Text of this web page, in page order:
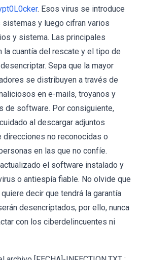
. Esos virus se introduce
y luego cifran varios
y sistema. Las principales
la cuantía del rescate y el tipo de
Sepa que la mayor
se distribuyen a través de
en e-mails, troyanos y
de software. Por consiguiente,
al descargar adjuntos
direcciones no reconocidas o
en las que no confíe.
el software instalado y
o antiespía fiable. No olvide que
decir que tendrá la garantía
desencriptados, por ello, nunca
con los ciberdelincuentes ni